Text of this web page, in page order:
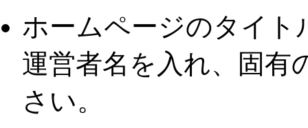
ホームページのタイト
運営者名を入れ、固有
さい。